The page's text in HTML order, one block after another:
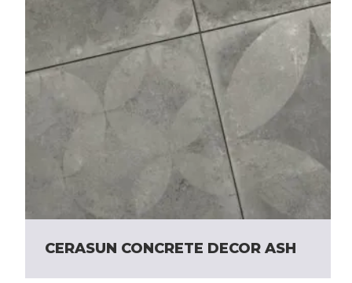
CERASUN CONCRETE DECOR ASH